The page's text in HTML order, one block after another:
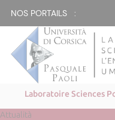
NOS PORTAILS :
Laboratoire Sciences
Attualità